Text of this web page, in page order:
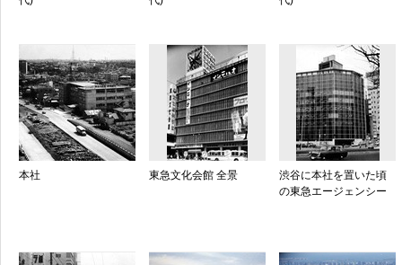
本社 東急文化会館 全景
渋谷に本社を置いた頃
の東急エージェンシー